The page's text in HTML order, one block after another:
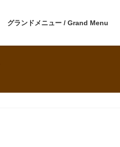
グランドメニュー / Grand Menu